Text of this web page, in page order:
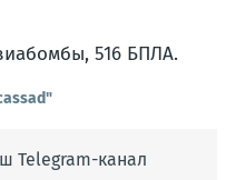
516 БПЛА.
Telegram-канал